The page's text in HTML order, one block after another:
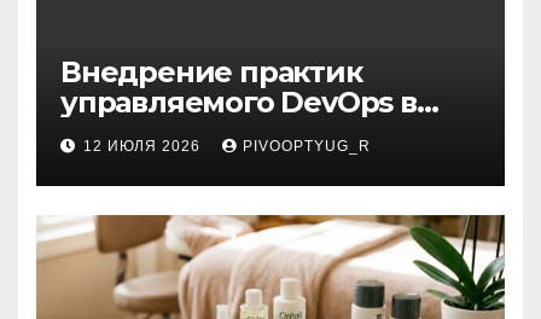
Внедрение практик
управляемого DevOps в
корпоративную ИТ-
инфраструктуру
12 ИЮЛЯ 2026 PIVOOPTYUG_R